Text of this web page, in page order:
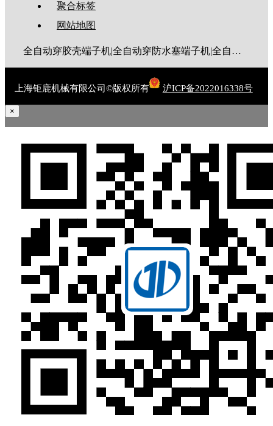
聚合标签
网站地图
全自动穿胶壳端子机|全自动穿防水塞端子机|全自动穿热缩管端子机|全自动穿护套端子机|全自动穿号码管端子机|全自动端子机|全自动穿防水栓端子机|端子压着机|端子压接机|静音端子机|多芯线端子机|护套线端子机|全自动排线端子机|新能源大平方压接机|电脑剥线机|自动剥线机|裁线机|剥线机
上海钜鹿机械有限公司©版权所有 沪ICP备2022016338号
×